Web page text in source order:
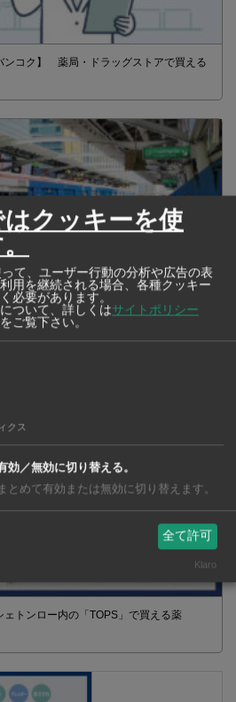
ンコク】 薬局・ドラッグストアで買える
トンロー内の「TOPS」で買える薬
クッキーを使
て、ユーザー行動の分析や広告の表
用を継続される場合、各種クッキー
必要があります。
ついて、詳しくはサイトポリシー
をご覧下さい。
クス
効／無効に切り替える。
とめて有効または無効に切り替えます。
全て許可
Klaro